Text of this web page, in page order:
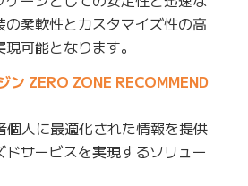
柔軟性とカスタマイズ性の高
可能となります。
ン ZERO ZONE RECOMMEND
個人に最適化された情報を提供
サービスを実現するソリュー